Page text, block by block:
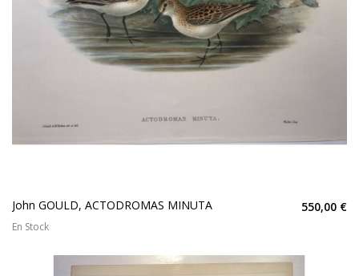
John GOULD, ACTODROMAS MINUTA 550,00 €
En Stock